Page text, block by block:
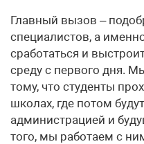
Главный вызов –
специалистов, а
сработаться и
среду с первого дня.
тому, что студенты
школах, где потом
администрацией и
того, мы работаем с